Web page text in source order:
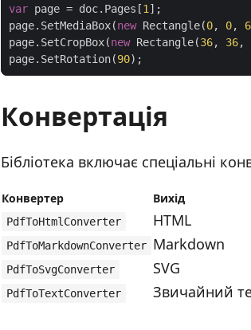
var page = doc.Pages[1
page.SetMediaBox(new Rectangle(0, 0,
page.SetCropBox(new Rectangle(36, 36,
page.SetRotation(90
Конвертація
Бібліотека включає спеціальні
Конвертер Вихід
PdfToHtmlConverter HTML
PdfToMarkdownConverter Markdown
PdfToSvgConverter SVG
PdfToTextConverter Звичайний